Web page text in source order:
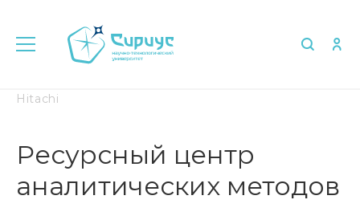
Hitachi
Ресурсный центр
аналитических методов